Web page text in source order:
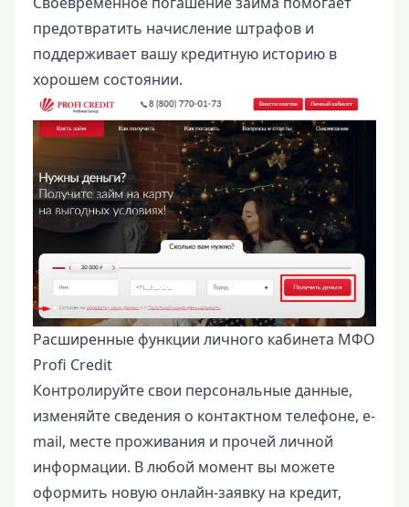
предотвратить начисление штрафов и
поддерживает вашу кредитную историю в
хорошем состоянии.
Расширенные функции личного кабинета МФО
Profi Credit
Контролируйте свои персональные данные,
изменяйте сведения о контактном телефоне, e-
mail, месте проживания и прочей личной
информации. В любой момент вы можете
оформить новую онлайн-заявку на кредит,